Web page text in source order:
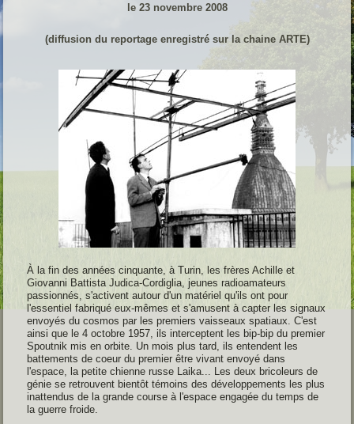
e 23 novembre 2008
(diffusion du reportage enregistré sur la chaine ARTE)
À la fin des années cinquante, à Turin, les frèresAchille et
Giovanni Battista Judica-Cordiglia ,jeunes radioamateurs
passionnés , s'activent autour d'un matériel qu'ils ont pour
l'essentiel fabriqué eux-mêmes et s'amusent à capter les signaux
envoyés du cosmos par les premiers vaisseaux spatiaux. C'est
ainsi que le 4 octobre 1957, ils interceptent les bip-bip du premier
Spoutnik mis en orbite. Un mois plus tard, ils entendent les
battements de coeur du premier être vivant envoyé dans
l'espace, la petite chienne russe Laika... Les deux bricoleurs de
génie se retrouvent bientôt témoins des développements les plus
inattendus de la grande course à l'espace engagée du temps de
la guerre froide.